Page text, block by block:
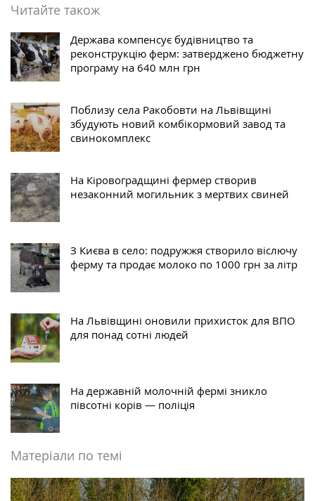
Читайте також
Держава компенсує будівництво та
реконструкцію ферм: затверджено бюджетну
програму на 640 млн грн
Поблизу села Ракобовти на Львівщині
збудують новий комбікормовий завод та
свинокомплекс
На Кіровоградщині фермер створив
незаконний могильник з мертвих свиней
З Києва в село: подружжя створило віслючу
ферму та продає молоко по 1000 грн за літр
На Львівщині оновили прихисток для ВПО
для понад сотні людей
На державній молочній фермі зникло
півсотні корів — поліція
Матеріали по темі